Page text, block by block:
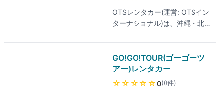
OTSレンタカー(運営: OTSイン
ターナショナル)は、沖縄・北
(平成レンタカーとの業務提携)
で展開する地域特化型レンタカ
ー。コンパクト(S-class)・ハイ
ブリッド/エコ・SUV/クロスオ
GO!GO!TOUR(ゴーゴーツ
アー)レンタカー
☆☆☆☆☆0(0件)